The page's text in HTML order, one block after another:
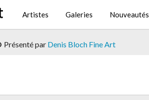
Artistes Galeries Nouveautés
Présenté par Denis Bloch Fine Art